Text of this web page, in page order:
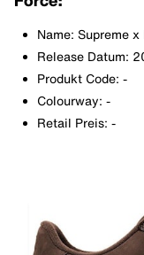
Name: Supreme
Release Datum:
Produkt Code: -
Colourway: -
Retail Preis: -